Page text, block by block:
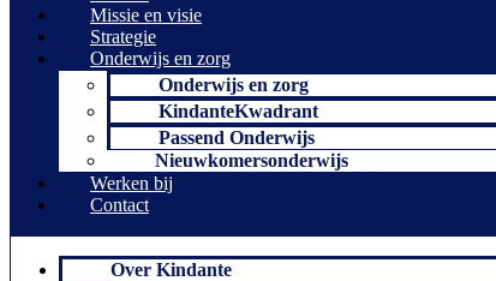
Missie en visie
Strategie
Onderwijs en zorg
Onderwijs en zorg
KindanteKwadrant
Passend Onderwijs
Nieuwkomersonderwijs
Werken bij
Contact
Over Kindante